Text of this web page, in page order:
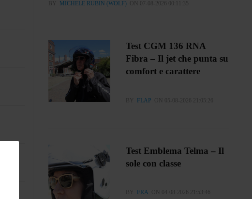
BY MICHELE RUBIN (WOLF) ON 07-08-2026 00:11:35
Test CGM 136 RNA
Fibra – Il jet che punta su
comfort e carattere
BY FLAP ON 05-08-2026 21:05:26
Test Emblema Telma – Il
sole con classe
BY FRA ON 04-08-2026 21:53:46